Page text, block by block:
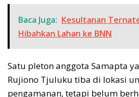
Baca Juga: Kesultanan
Hibahkan Lahan ke BNN
Satu pleton anggota Samapta
Rujiono Tjuluku tiba di lokasi
pengamanan, tetapi belum